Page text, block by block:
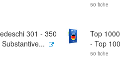
50 fiche
301 - 350
Top
- Top
50 fiche